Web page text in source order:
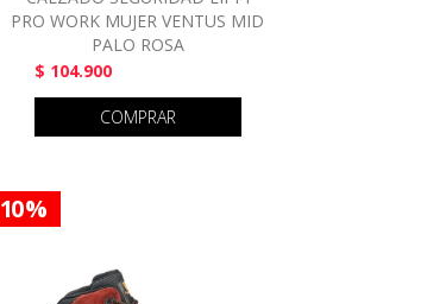
PRO WORK MUJER VENTUS MID
PALO ROSA
$ 104.900
COMPRAR
10 %